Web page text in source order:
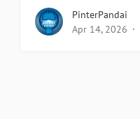
PinterPandai
Apr 14, 2026